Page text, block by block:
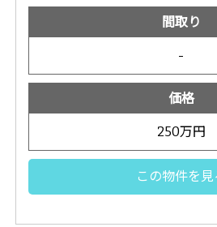
間取り
-
価格
250万円
この物件を見